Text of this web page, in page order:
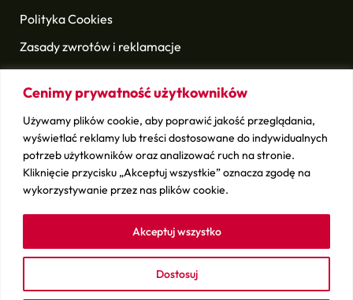
Cenimy prywatność użytkowników
Używamy plików cookie, aby poprawić jakość przeglądania,
wyświetlać reklamy lub treści dostosowane do indywidualnych
potrzeb użytkowników oraz analizować ruch na stronie.
Kliknięcie przycisku „Akceptuj wszystkie” oznacza zgodę na
wykorzystywanie przez nas plików cookie.
Dostosuj
Akceptuj wszystko
Polityka Cookies
Zasady zwrotów i reklamacje
Status zamówienia
Nasze Marki
Titleist
TaylorMade
Callaway
Scotty Cameron